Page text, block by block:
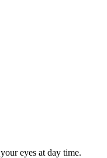
eyes at day time.